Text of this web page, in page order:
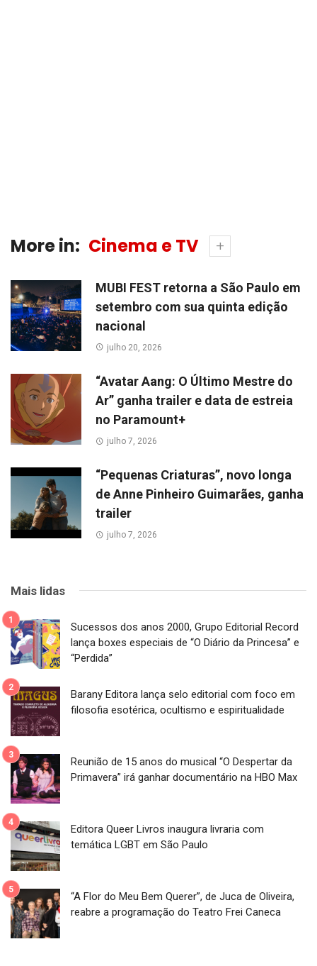
More in: Cinema e TV
MUBI FEST retorna a São Paulo em
setembro com sua quinta edição
nacional
julho 20, 2026
“Avatar Aang: O Último Mestre do
Ar” ganha trailer e data de estreia
no Paramount+
julho 7, 2026
“Pequenas Criaturas”, novo longa
de Anne Pinheiro Guimarães, ganha
trailer
julho 7, 2026
Mais lidas
Sucessos dos anos 2000, Grupo Editorial Record
lança boxes especiais de “O Diário da Princesa” e
“Perdida”
Barany Editora lança selo editorial com foco em
filosofia esotérica, ocultismo e espiritualidade
Reunião de 15 anos do musical “O Despertar da
Primavera” irá ganhar documentário na HBO Max
Editora Queer Livros inaugura livraria com
temática LGBT em São Paulo
“A Flor do Meu Bem Querer”, de Juca de Oliveira,
reabre a programação do Teatro Frei Caneca